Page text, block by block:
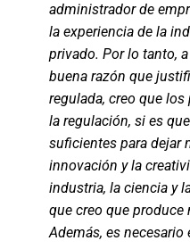
administrador de
la experiencia de la
privado. Por lo tanto,
buena razón que
regulada, creo que
la regulación, si es
suficientes para dejar
innovación y la
industria, la ciencia y
que creo que produce
Además, es necesario